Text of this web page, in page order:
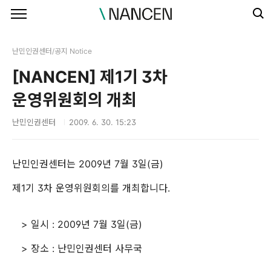
난민인권센터/공지 Notice
[NANCEN] 제1기 3차
운영위원회의 개최
난민인권센터 2009. 6. 30. 15:23
난민인권센터는 2009년 7월 3일(금)
제1기 3차 운영위원회의를 개최합니다.
> 일시 : 2009년 7월 3일(금)
> 장소 : 난민인권센터 사무국